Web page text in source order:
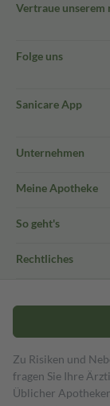
Vertraue unserem
Folge uns
Sanicare App
Unternehmen
Meine Apotheke
So geht's
Rechtliches
Zu Risiken und
fragen Sie Ihre
Üblicher